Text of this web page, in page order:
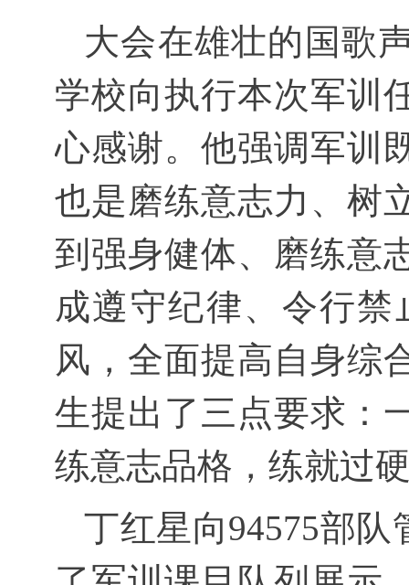
大会在雄壮的国歌
学校向执行本次军训
心感谢。他强调军训
也是磨练意志力、树
到强身健体、磨练意
成遵守纪律、令行
风，全面提高自身综
生提出了三点要求：
练意志品格，练就过
丁红星向94575部